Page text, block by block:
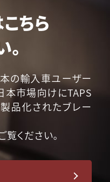
ちら
の輸入車ユーザー
本市場向けにTAPS
品化されたブレー
ください。